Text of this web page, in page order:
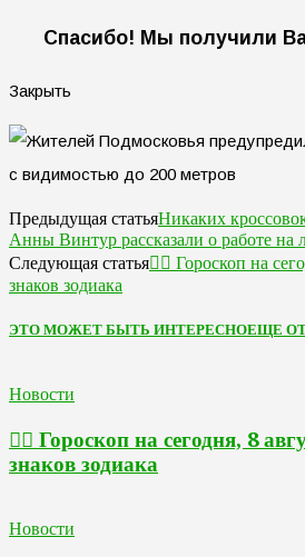
Спасибо! Мы получили
Закрыть
Предыдущая статьяНикаких
Анны Винтур рассказали о работе на
Следующая статья🧙‍♀ Гороскоп на
знаков зодиака
ЭТО МОЖЕТ БЫТЬ ИНТЕРЕСНОЕЩЕ
Новости
🧙‍♀ Гороскоп на сегодня, 8
знаков зодиака
Новости